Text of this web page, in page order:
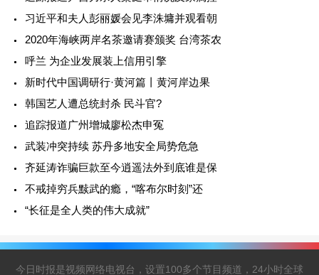
习近平和夫人彭丽媛会见李洙墉并观看朝
2020年海峡两岸名茶邀请赛颁奖 台湾茶农
呼兰 为企业发展装上信用引擎
新时代中国调研行·黄河篇丨黄河岸边果
韩国艺人遭总统封杀 民斗官?
追踪报道广州增城廖松杰申冤
武装冲突持续 苏丹多地安全局势危急
齐延涛诈骗巨款至今逍遥法外到底谁是保
不戒掉穷兵黩武的瘾，“喀布尔时刻”还
“长征是全人类的伟大成就”
今日时报是视频网络电视台，设置100多个节目频道，24小时全球